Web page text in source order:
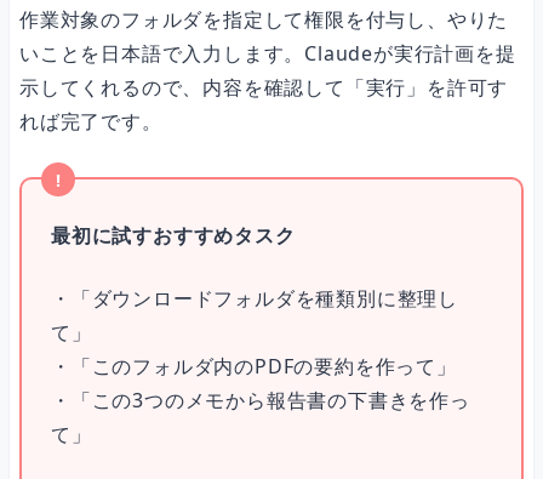
作業対象のフォルダを指定して権限を付与し、やりた
いことを日本語で入力します。Claudeが実行計画を提
示してくれるので、内容を確認して「実行」を許可す
れば完了です。
最初に試すおすすめタスク
・「ダウンロードフォルダを種類別に整理し
て」
・「このフォルダ内のPDFの要約を作って」
・「この3つのメモから報告書の下書きを作っ
て」